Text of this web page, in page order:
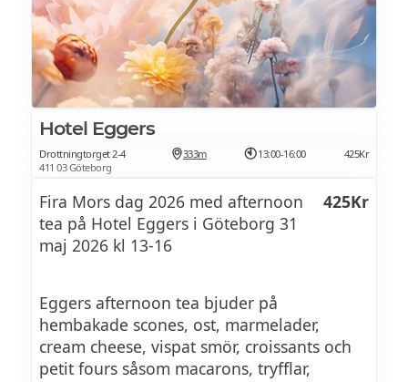
Hotel Eggers
Drottningtorget 2-4
411 03 Göteborg
333m 13:00-16:00 425Kr
Fira Mors dag 2026 med afternoon
tea på Hotel Eggers i Göteborg 31
maj 2026 kl 13-16
425Kr
Eggers afternoon tea bjuder på
hembakade scones, ost, marmelader,
cream cheese, vispat smör, croissants och
petit fours såsom macarons, tryfflar,